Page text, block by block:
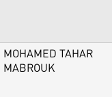
MOHAMED TAHAR
MABROUK